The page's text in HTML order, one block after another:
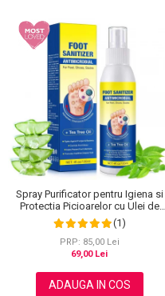
Spray Purificator pentru Igiena si
Protectia Picioarelor cu Ulei de
Arbore de Ceai, 120 ml
(1)
PRP: 85,00 Lei
69,00 Lei
ADAUGA IN COS